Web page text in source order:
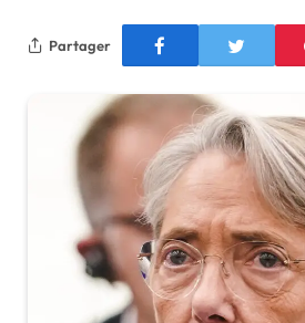
Partager